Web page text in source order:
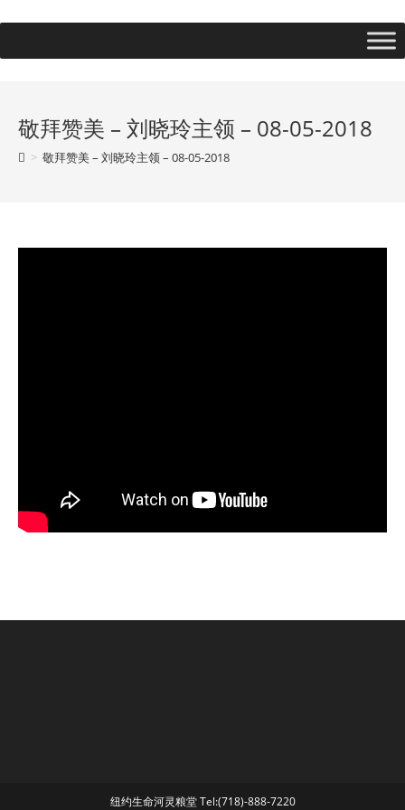
敬拜赞美 – 刘晓玲主领 – 08-05-2018
> 敬拜赞美 – 刘晓玲主领 – 08-05-2018
纽约生命河灵粮堂 Tel:(718)-888-7220